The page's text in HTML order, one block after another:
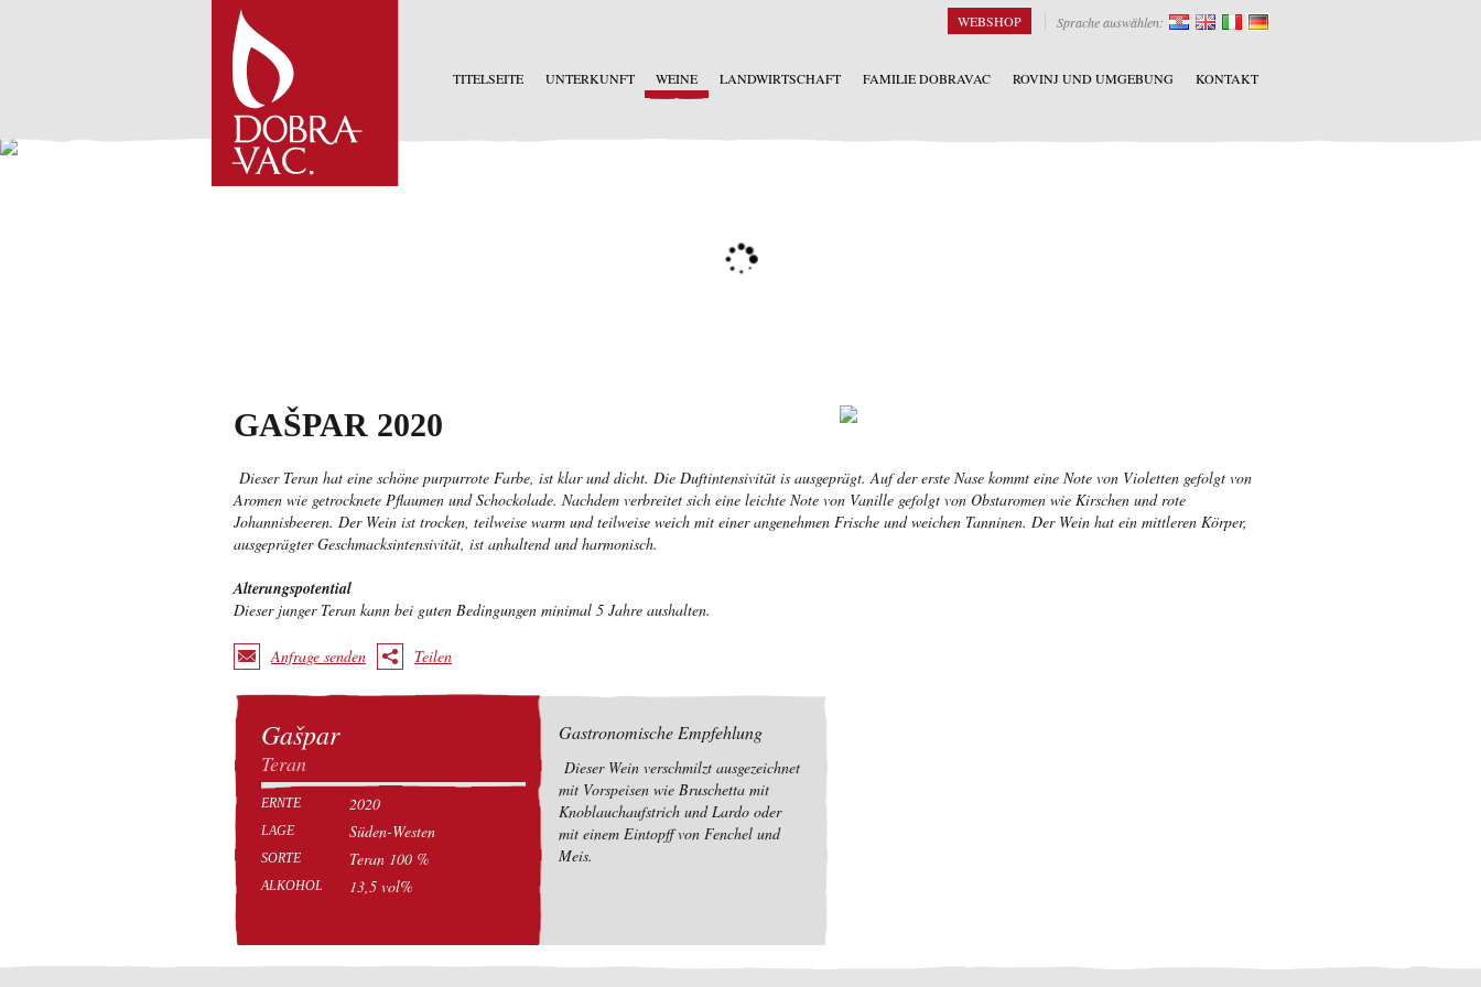
Sprache auswählen:
WEBSHOP
TITELSEITE UNTERKUNFT WEINE LANDWIRTSCHAFT FAMILIE DOBRAVAC ROVINJ UND UMGEBUNG KONTAKT
GAŠPAR 2020
Dieser Teran hat eine schöne purpurrote Farbe, ist klar und dicht. Die Duftintensivität is ausgeprägt. Auf der erste Nase kommt eine Note von Violetten gefolgt von
Aromen wie getrocknete Pflaumen und Schockolade. Nachdem verbreitet sich eine leichte Note von Vanille gefolgt von Obstaromen wie Kirschen und rote
Johannisbeeren. Der Wein ist trocken, teilweise warm und teilweise weich mit einer angenehmen Frische und weichen Tanninen. Der Wein hat ein mittleren Körper,
ausgeprägter Geschmacksintensivität, ist anhaltend und harmonisch.
Alterungspotential
Dieser junger Teran kann bei guten Bedingungen minimal 5 Jahre aushalten.
Anfrage senden Teilen
Gašpar
Teran
ERNTE 2020
LAGE Süden-Westen
SORTE Teran 100 %
ALKOHOL 13,5 vol%
Gastronomische Empfehlung
Dieser Wein verschmilzt ausgezeichnet
mit Vorspeisen wie Bruschetta mit
Knoblauchaufstrich und Lardo oder
mit einem Eintopff von Fenchel und
Meis.